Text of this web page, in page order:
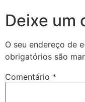
Deixe um
O seu endereço de
obrigatórios são
Comentário *